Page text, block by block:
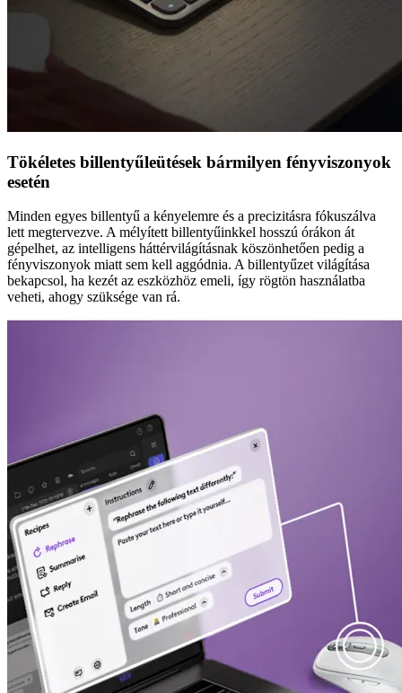
Tökéletes billentyűleütések bármilyen fényviszonyok
esetén
Minden egyes billentyű a kényelemre és a precizitásra fókuszálva
lett megtervezve. A mélyített billentyűinkkel hosszú órákon át
gépelhet, az intelligens háttérvilágításnak köszönhetően pedig a
fényviszonyok miatt sem kell aggódnia. A billentyűzet világítása
bekapcsol, ha kezét az eszközhöz emeli, így rögtön használatba
veheti, ahogy szüksége van rá.